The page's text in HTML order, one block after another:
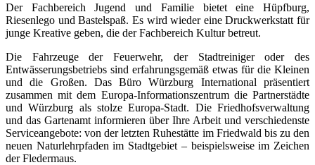
Der Fachbereich Jugend und Familie bietet eine Hüpfburg,
Riesenlego und Bastelspaß. Es wird wieder eine Druckwerkstatt für
junge Kreative geben, die der Fachbereich Kultur betreut.
Die Fahrzeuge der Feuerwehr, der Stadtreiniger oder des
Entwässerungsbetriebs sind erfahrungsgemäß etwas für die Kleinen
und die Großen. Das Büro Würzburg International präsentiert
zusammen mit dem Europa-Informationszentrum die Partnerstädte
und Würzburg als stolze Europa-Stadt. Die Friedhofsverwaltung
und das Gartenamt informieren über Ihre Arbeit und verschiedenste
Serviceangebote: von der letzten Ruhestätte im Friedwald bis zu den
neuen Naturlehrpfaden im Stadtgebiet – beispielsweise im Zeichen
der Fledermaus.